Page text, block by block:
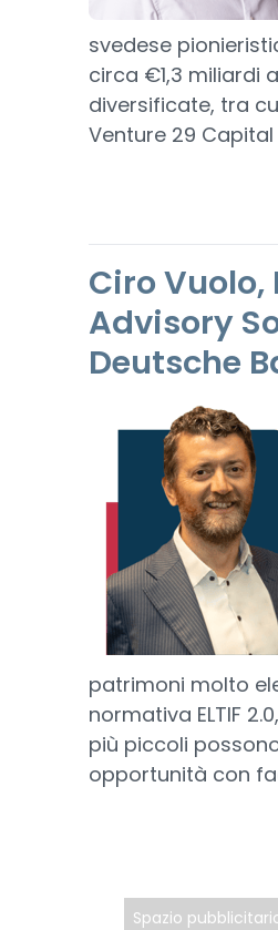
svedese
circa €1,3 miliardi
diversificate, tra
Venture 29
Ciro Vuolo,
Advisory
Deutsche
patrimoni molto
normativa ELTIF
più piccoli
opportunità con
Spazio